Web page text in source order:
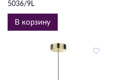
5036/9L
В корзину